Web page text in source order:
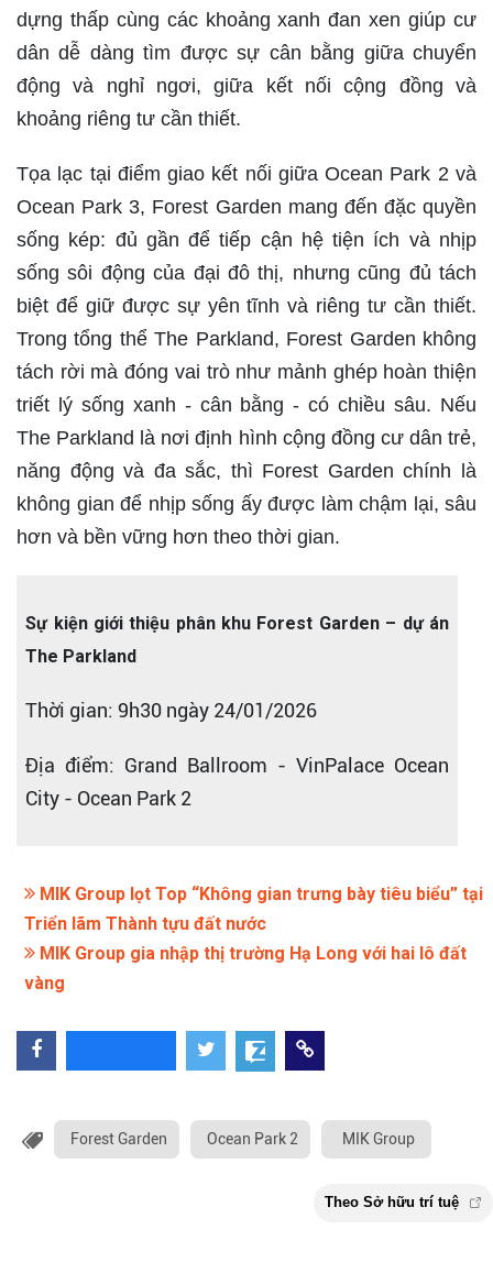
dựng thấp cùng các khoảng xanh đan xen giúp cư
dân dễ dàng tìm được sự cân bằng giữa chuyển
động và nghỉ ngơi, giữa kết nối cộng đồng và
khoảng riêng tư cần thiết.
Tọa lạc tại điểm giao kết nối giữa Ocean Park 2 và
Ocean Park 3, Forest Garden mang đến đặc quyền
sống kép: đủ gần để tiếp cận hệ tiện ích và nhịp
sống sôi động của đại đô thị, nhưng cũng đủ tách
biệt để giữ được sự yên tĩnh và riêng tư cần thiết.
Trong tổng thể The Parkland, Forest Garden không
tách rời mà đóng vai trò như mảnh ghép hoàn thiện
triết lý sống xanh - cân bằng - có chiều sâu. Nếu
The Parkland là nơi định hình cộng đồng cư dân trẻ,
năng động và đa sắc, thì Forest Garden chính là
không gian để nhịp sống ấy được làm chậm lại, sâu
hơn và bền vững hơn theo thời gian.
Sự kiện giới thiệu phân khu Forest Garden – dự án
The Parkland
Thời gian: 9h30 ngày 24/01/2026
Địa điểm: Grand Ballroom - VinPalace Ocean
City - Ocean Park 2
MIK Group lọt Top “Không gian trưng bày tiêu biểu” tại
Triển lãm Thành tựu đất nước
MIK Group gia nhập thị trường Hạ Long với hai lô đất
vàng
Forest Garden Ocean Park 2 MIK Group